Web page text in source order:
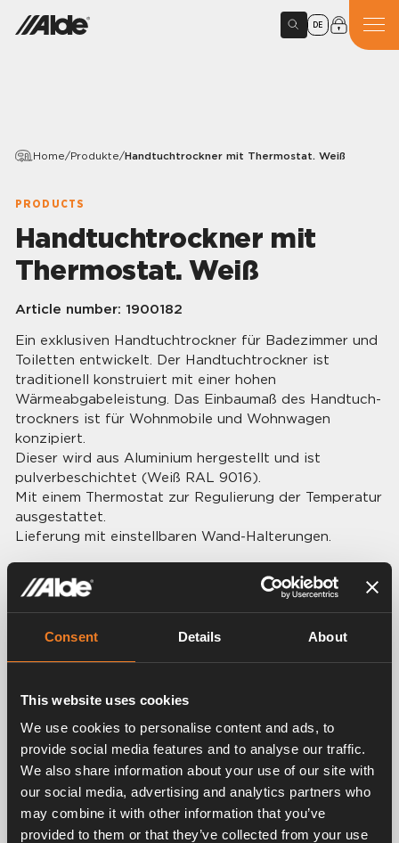
Consent Details About
This website uses cookies
We use cookies to personalise content and ads, to
provide social media features and to analyse our traffic.
We also share information about your use of our site with
our social media, advertising and analytics partners who
may combine it with other information that you’ve
provided to them or that they’ve collected from your use
DE
Home/Produkte/Handtuchtrockner mit Thermostat. Weiß
PRODUCTS
Handtuchtrockner mit
Thermostat. Weiß
Article number: 1900182
Ein exklusiven Handtuchtrockner für Badezimmer und
Toiletten entwickelt. Der Handtuchtrockner ist
traditionell konstruiert mit einer hohen
Wärmeabgabeleistung. Das Einbaumaß des Handtuch-
trockners ist für Wohnmobile und Wohnwagen
konzipiert.
Dieser wird aus Aluminium hergestellt und ist
pulverbeschichtet (Weiß RAL 9016).
Mit einem Thermostat zur Regulierung der Temperatur
ausgestattet.
Lieferung mit einstellbaren Wand-Halterungen.
Technische Daten
Maße: H 840 x B 300 mm.
Leistung: 250 W.
Gewicht: 3,7 kg.
Related products